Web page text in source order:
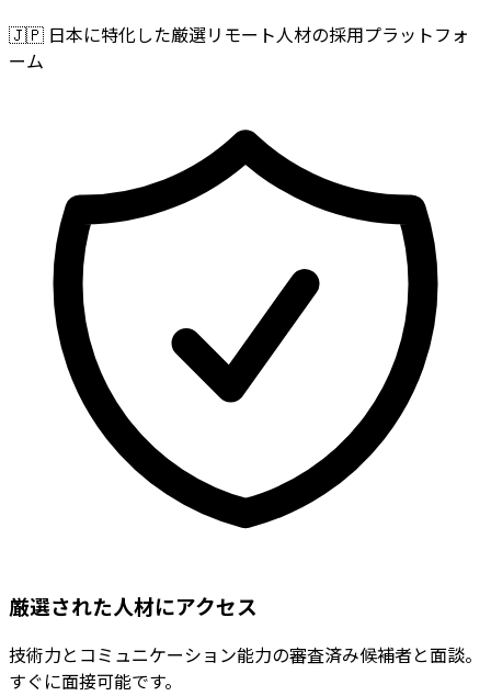
🇯🇵 日本に特化した厳選リモート人材の採用プラットフォ
ーム
厳選された人材にアクセス
技術力とコミュニケーション能力の審査済み候補者と面談。
すぐに面接可能です。